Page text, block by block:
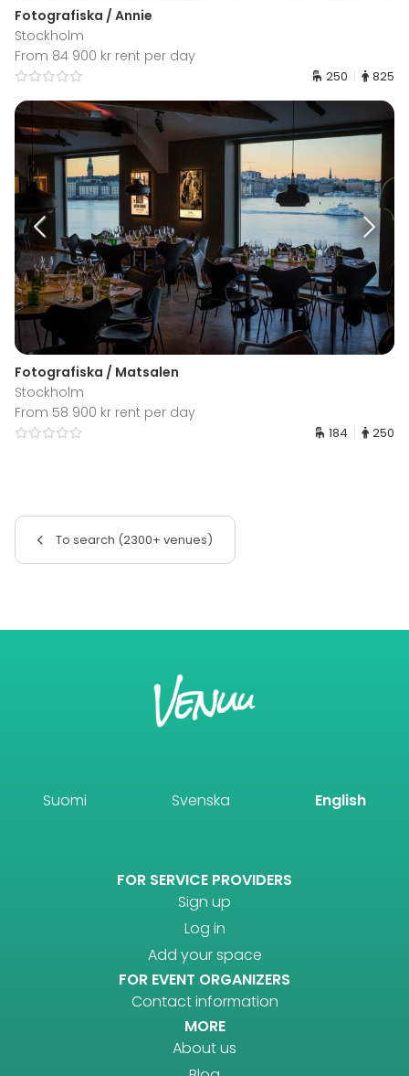
Fotografiska / Annie
Stockholm
From 84 900 kr rent per day
250 825
Fotografiska / Matsalen
Stockholm
From 58 900 kr rent per day
184 250
To search (2300+ venues)
Suomi Svenska English
FOR SERVICE PROVIDERS
Sign up
Log in
Add your space
FOR EVENT ORGANIZERS
Contact information
MORE
About us